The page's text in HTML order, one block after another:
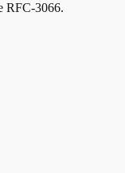
RFC-3066.